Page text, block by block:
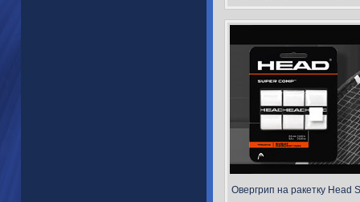
Овергрип на ракетку Head